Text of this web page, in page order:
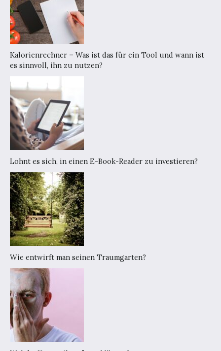
Kalorienrechner – Was ist das für ein Tool und wann ist
es sinnvoll, ihn zu nutzen?
Lohnt es sich, in einen E-Book-Reader zu investieren?
Wie entwirft man seinen Traumgarten?